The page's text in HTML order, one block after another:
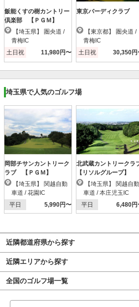
飯能くすの樹カントリー
倶楽部 【ＰＧＭ】
青梅IC
土日祝
11,980円〜
東京バーディクラブ
青梅IC
土日祝
30,350円
埼玉県で人気のゴルフ場
岡部チサンカントリーク
ラブ 【ＰＧＭ】
車道 / 花園IC
平日
5,990円〜
北武蔵カントリークラ
【リソルグループ】
車道 / 本庄児玉IC
平日
6,480円
近隣都道府県から探す
近隣エリアから探す
全国のゴルフ場一覧